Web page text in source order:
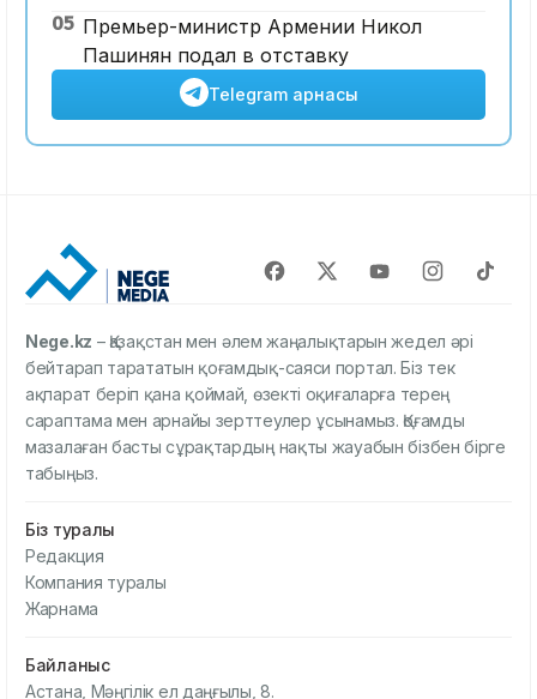
05 Премьер-министр Армении Никол
Пашинян подал в отставку
Telegram арнасы
Nege.kz – Қазақстан мен әлем жаңалықтарын жедел әрі
бейтарап тарататын қоғамдық-саяси портал. Біз тек
ақпарат беріп қана қоймай, өзекті оқиғаларға терең
сараптама мен арнайы зерттеулер ұсынамыз. Қоғамды
мазалаған басты сұрақтардың нақты жауабын бізбен бірге
табыңыз.
Біз туралы
Редакция
Компания туралы
Жарнама
Байланыс
Астана, Мәңгілік ел даңғылы, 8.